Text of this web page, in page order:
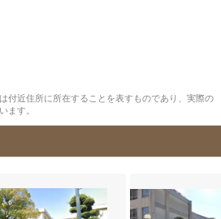
付近住所に所在することを表すものであり、実際の
ます。